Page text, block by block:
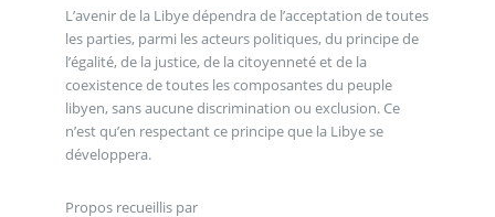
L’avenir de la Libye dépendra de l’acceptation de toutes
les parties, parmi les acteurs politiques, du principe de
l’égalité, de la justice, de la citoyenneté et de la
coexistence de toutes les composantes du peuple
libyen, sans aucune discrimination ou exclusion. Ce
n’est qu’en respectant ce principe que la Libye se
développera.
Propos recueillis par